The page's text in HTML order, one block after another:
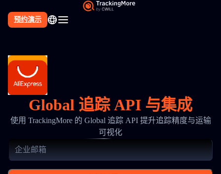
预约演示
Global 追踪 API 与集成
使用 TrackingMore 的 Global 追踪 API 提升追踪精度与运输
可视化